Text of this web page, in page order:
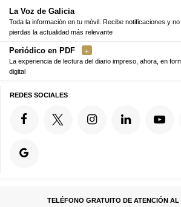
La Voz de Galicia
Toda la información en tu móvil. Recibe notificaciones y no
pierdas la actualidad más relevante
Periódico en PDF
La experiencia de lectura del diario impreso, ahora, en
digital
REDES SOCIALES
TELÉFONO GRATUITO DE ATENCIÓN AL